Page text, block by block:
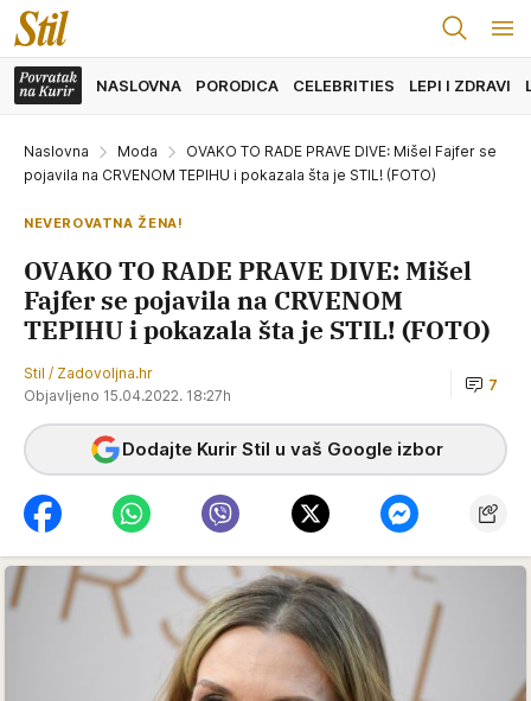
NASLOVNA PORODICA CELEBRITIES LEPI I ZDRAVI
Naslovna Moda
OVAKO TO RADE PRAVE DIVE: Mišel Fajfer se
pojavila na CRVENOM TEPIHU i pokazala šta je STIL! (FOTO)
NEVEROVATNA ŽENA!
OVAKO TO RADE PRAVE DIVE: Mišel
Fajfer se pojavila na CRVENOM
TEPIHU i pokazala šta je STIL! (FOTO)
Stil / Zadovoljna.hr
Objavljeno 15.04.2022. 18:27h
7
Dodajte Kurir Stil u vaš Google izbor